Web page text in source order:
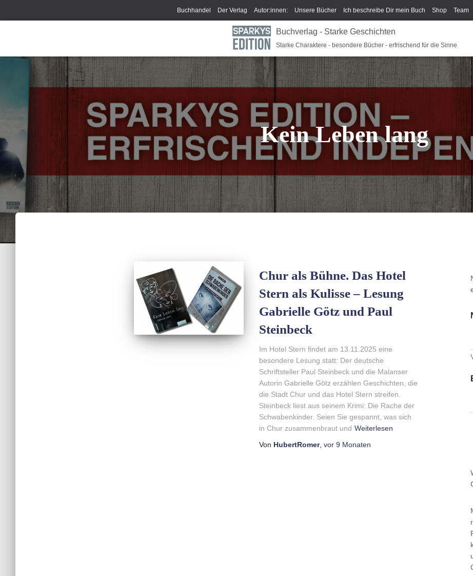
Buchhandel Der Verlag Autor:innen: Unsere Bücher Ich beschreibe Dir mein Buch Shop Team
Disclaimer/Impressum/GPSR Widerrufsrecht und Rückgaberecht Termine u Veranstaltungen
Buchverlag - Starke Geschichten
Starke Charaktere - besondere Bücher - erfrischend für die Sinne
Kein Leben lang
Chur als Bühne. Das Hotel
Stern als Kulisse – Lesung
Gabrielle Götz und Paul
Steinbeck
Im Hotel Stern findet am 13.11.2025 eine
besondere Lesung statt: Der deutsche
Schriftsteller Paul Steinbeck und die Malanser
Autorin Gabrielle Götz erzählen Geschichten, die
die Stadt Chur und das Hotel Stern streifen.
Steinbeck liest aus seinem Krimi: Die Rache der
Schwabenkinder. Seien Sie gespannt, was sich
in Chur zusammenbraut und Weiterlesen
Von HubertRomer, vor 9 Monaten